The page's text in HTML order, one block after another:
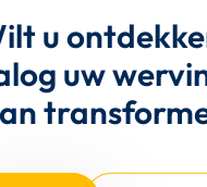
u
uw